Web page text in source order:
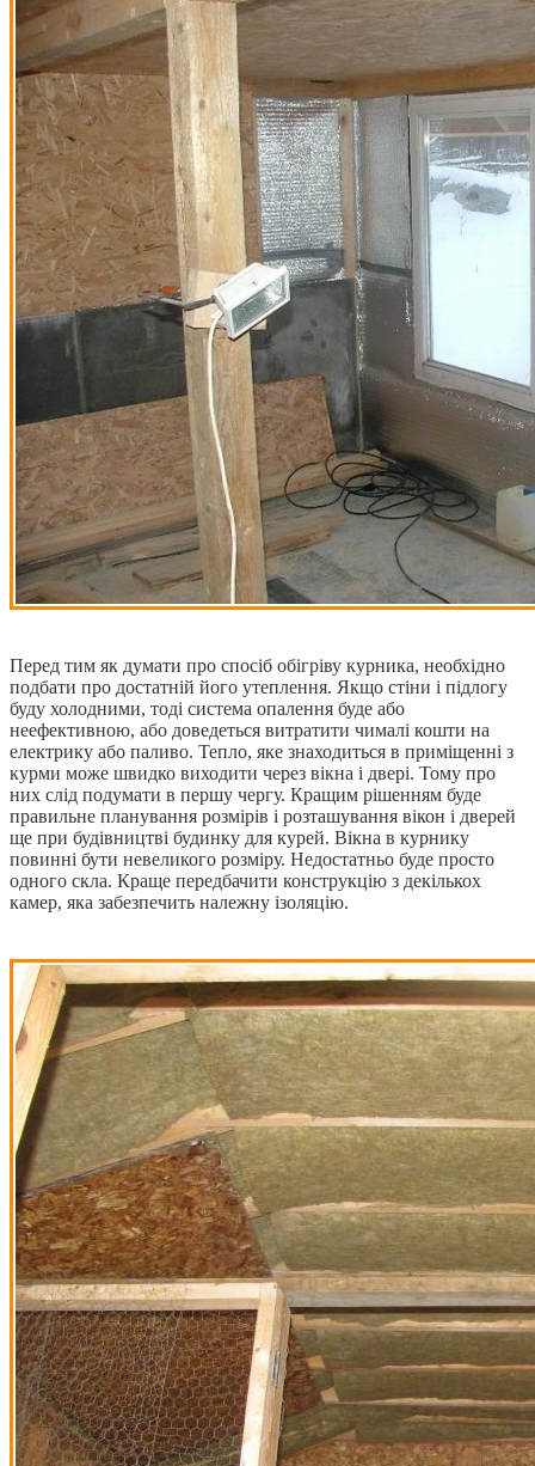
Перед тим як думати про спосіб обігріву курника, необхідно
подбати про достатній його утеплення. Якщо стіни і підлогу
буду холодними, тоді система опалення буде або
неефективною, або доведеться витратити чималі кошти на
електрику або паливо. Тепло, яке знаходиться в приміщенні з
курми може швидко виходити через вікна і двері. Тому про
них слід подумати в першу чергу. Кращим рішенням буде
правильне планування розмірів і розташування вікон і дверей
ще при будівництві будинку для курей. Вікна в курнику
повинні бути невеликого розміру. Недостатньо буде просто
одного скла. Краще передбачити конструкцію з декількох
камер, яка забезпечить належну ізоляцію.